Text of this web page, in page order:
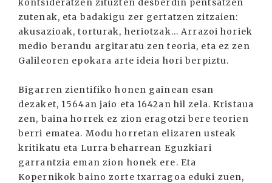
kontsideratzen zituzten desberdin pentsatzen
zutenak, eta badakigu zer gertatzen zitzaien:
akusazioak, torturak, heriotzak... Arrazoi horiek
medio berandu argitaratu zen teoria, eta ez zen
Galileoren epokara arte ideia hori berpiztu.
Bigarren zientifiko honen gainean esan
dezaket, 1564an jaio eta 1642an hil zela. Kristaua
zen, baina horrek ez zion eragotzi bere teorien
berri ematea. Modu horretan elizaren usteak
kritikatu eta Lurra beharrean Eguzkiari
garrantzia eman zion honek ere. Eta
Kopernikok baino zorte txarragoa eduki zuen,